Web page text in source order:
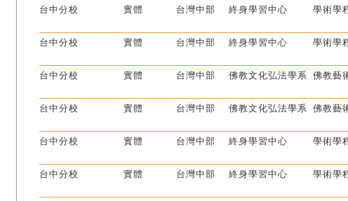
台中分校
實體 台灣中部 終身學習中心 學術學
台中分校
實體 台灣中部 終身學習中心 學術學
台中分校
實體 台灣中部 佛教文化弘法學系 佛教藝
台中分校
實體 台灣中部 佛教文化弘法學系 佛教藝
台中分校
實體 台灣中部 終身學習中心 學術學
台中分校
實體 台灣中部 終身學習中心 學術學